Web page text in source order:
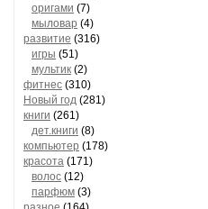
оригами (7)
мыловар (4)
развитие (316)
игры (51)
мультик (2)
фитнес (310)
Новый год (281)
книги (261)
дет.книги (8)
компьютер (178)
красота (171)
волос (12)
парфюм (3)